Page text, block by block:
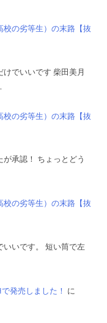
校の劣等生）の末路【抜
でいいです 柴田美月
校の劣等生）の末路【抜
承認！ ちょっとどう
校の劣等生）の末路【抜
いです。 短い筒で左
発売しました！ に